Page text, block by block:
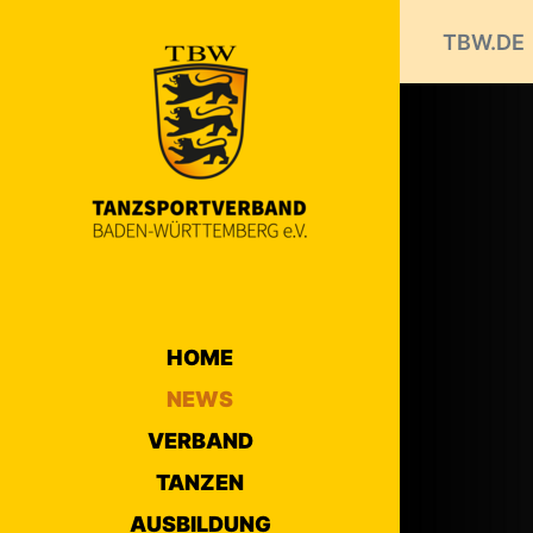
HOME
NEWS
VERBAND
TANZEN
AUSBILDUNG
TBW.DE